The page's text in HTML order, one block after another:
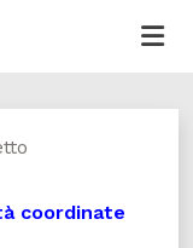
coordinate